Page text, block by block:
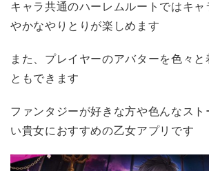
キャラ共通のハーレムルートではキャ
やかなやりとりが楽しめます
また、プレイヤーのアバターを色々と
ともできます
ファンタジーが好きな方や色んなスト
い貴女におすすめの乙女アプリです